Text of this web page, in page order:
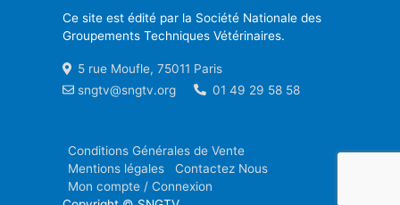
Ce site est édité par la Société Nationale des
Groupements Techniques Vétérinaires.
5 rue Moufle, 75011 Paris
sngtv@sngtv.org
01 49 29 58 58
Conditions Générales de Vente
Mentions légales
Contactez Nous
Mon compte / Connexion